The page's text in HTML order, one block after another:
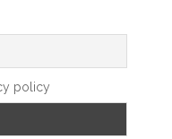
policy